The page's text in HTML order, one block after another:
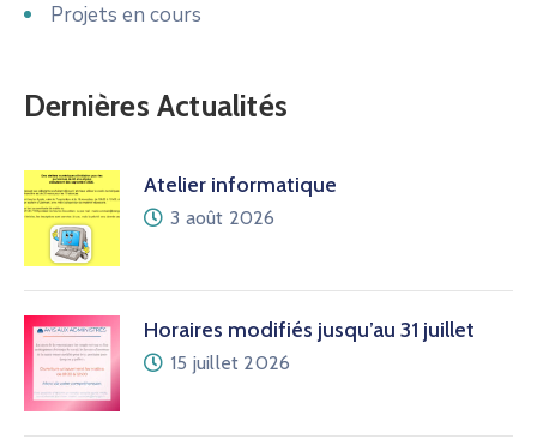
Projets en cours
Dernières Actualités
Atelier informatique
3 août 2026
Horaires modifiés jusqu’au 31 juillet
15 juillet 2026